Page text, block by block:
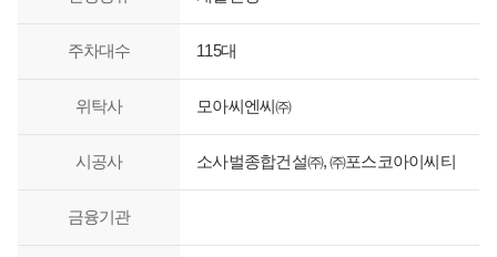
주차대수 115대
위탁사 모아씨엔씨㈜
시공사 소사벌종합건설㈜, ㈜포스코아이씨티
금융기관